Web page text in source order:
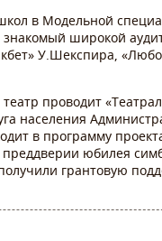
в Модельной
широкой
У.Шекспира,
проводит
населения
в программу
юбилея
грантовую